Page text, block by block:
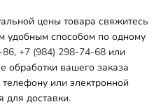
цены товара свяжитесь
способом по одному
86, +7 (984) 298-74-68 или
обработки вашего заказа
или электронной
для доставки.